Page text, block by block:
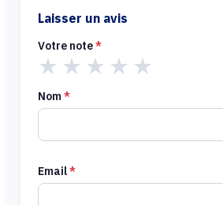
Laisser un avis
Votre note*
★ ★ ★ ★ ★
Nom*
Email*